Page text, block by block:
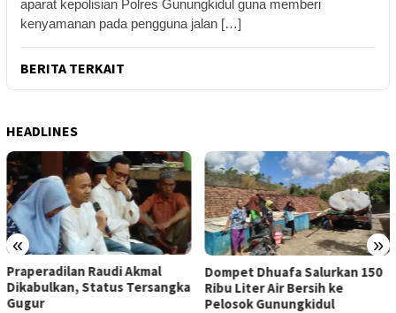
aparat kepolisian Polres Gunungkidul guna memberi
kenyamanan pada pengguna jalan […]
BERITA TERKAIT
HEADLINES
« »
Praperadilan Raudi Akmal
Dikabulkan, Status Tersangka
Gugur
Dompet Dhuafa Salurkan 150
Ribu Liter Air Bersih ke
Pelosok Gunungkidul